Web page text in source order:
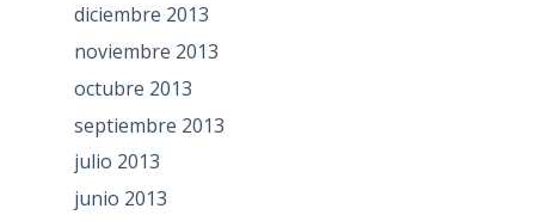
diciembre 2013
noviembre 2013
octubre 2013
septiembre 2013
julio 2013
junio 2013